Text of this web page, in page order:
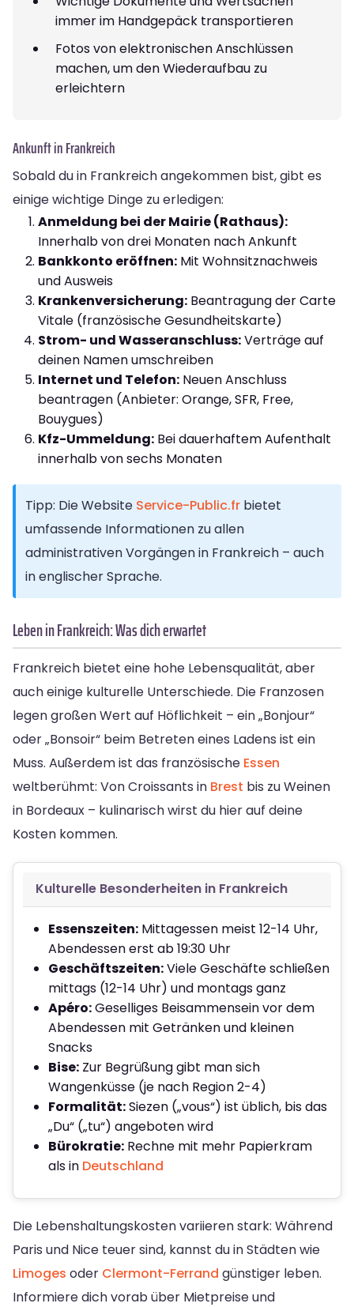
immer im Handgepäck transportieren
Fotos von elektronischen Anschlüssen
machen, um den Wiederaufbau zu
erleichtern
Ankunft in Frankreich
Sobald du in Frankreich angekommen bist, gibt es
einige wichtige Dinge zu erledigen:
Anmeldung bei der Mairie (Rathaus):
Innerhalb von drei Monaten nach Ankunft
Bankkonto eröffnen: Mit Wohnsitznachweis
und Ausweis
Krankenversicherung: Beantragung der Carte
Vitale (französische Gesundheitskarte)
Strom- und Wasseranschluss:Verträge auf
deinen Namen umschreiben
Internet und Telefon: Neuen Anschluss
beantragen (Anbieter: Orange, SFR, Free,
Bouygues)
Kfz-Ummeldung: Bei dauerhaftem Aufenthalt
innerhalb von sechs Monaten
Tipp: Die Website Service-Public.fr bietet
umfassende Informationen zu allen
administrativen Vorgängen in Frankreich – auch
in englischer Sprache.
Leben in Frankreich: Was dich erwartet
Frankreich bietet eine hohe Lebensqualität, aber
auch einige kulturelle Unterschiede. Die Franzosen
legen großen Wert auf Höflichkeit – ein „Bonjour“
oder „Bonsoir“ beim Betreten eines Ladens ist ein
Muss. Außerdem ist das französische Essen
weltberühmt: Von Croissants in Brest bis zu Weinen
in Bordeaux – kulinarisch wirst du hier auf deine
Kosten kommen.
Kulturelle Besonderheiten in Frankreich
Essenszeiten: Mittagessen meist 12-14 Uhr,
Abendessen erst ab 19:30 Uhr
Geschäftszeiten:Viele Geschäfte schließen
mittags (12-14 Uhr) und montags ganz
Apéro:Geselliges Beisammensein vor dem
Abendessen mit Getränken und kleinen
Snacks
Bise: Zur Begrüßung gibt man sich
Wangenküsse (je nach Region 2-4)
Formalität:Siezen („vous“) ist üblich, bis das
„Du“ („tu“) angeboten wird
Bürokratie: Rechne mit mehr Papierkram
als in Deutschland
Die Lebenshaltungskosten variieren stark: Während
Paris und Nice teuer sind, kannst du in Städten wie
Limoges oder Clermont-Ferrand günstiger leben.
Informiere dich vorab über Mietpreise und